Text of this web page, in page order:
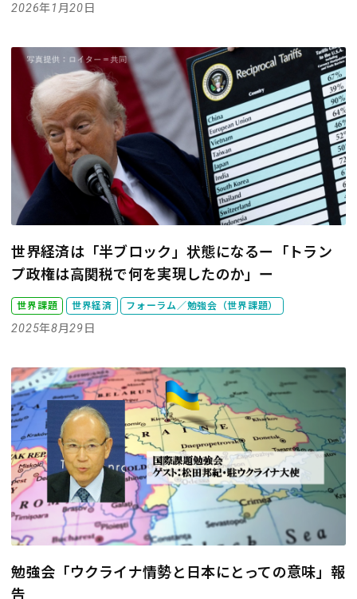
2026年1月20日
世界経済は「半ブロック」状態になるー「トラン
プ政権は高関税で何を実現したのか」ー
世界課題 世界経済 フォーラム／勉強会（世界課題）
2025年8月29日
勉強会「ウクライナ情勢と日本にとっての意味」報
告